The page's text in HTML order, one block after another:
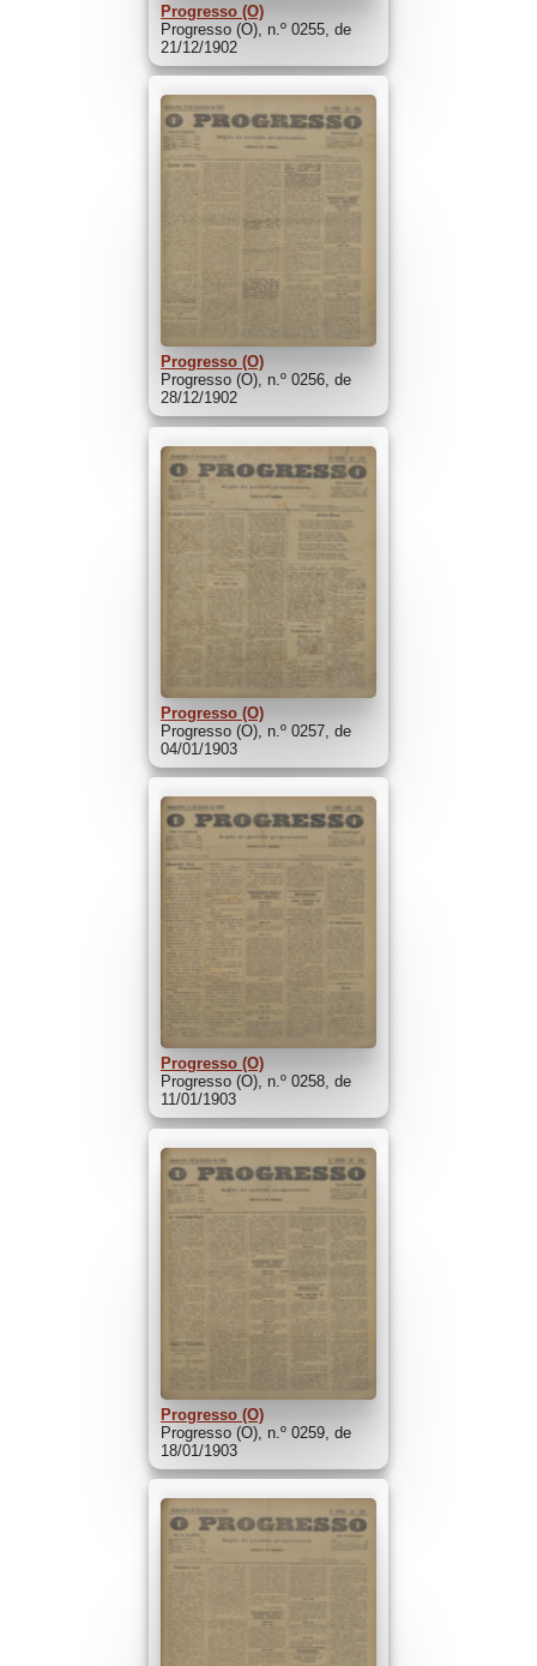
Progresso (O)
Progresso (O), n.º 0255, de
21/12/1902
Progresso (O)
Progresso (O), n.º 0256, de
28/12/1902
Progresso (O)
Progresso (O), n.º 0257, de
04/01/1903
Progresso (O)
Progresso (O), n.º 0258, de
11/01/1903
Progresso (O)
Progresso (O), n.º 0259, de
18/01/1903